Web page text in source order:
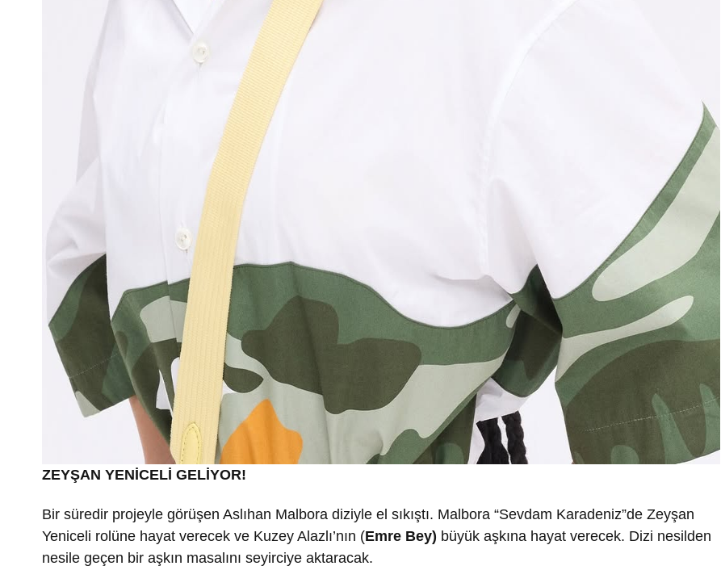
ZEYŞAN YENİCELİ GELİYOR!
Bir süredir projeyle görüşen Aslıhan Malbora diziyle el sıkıştı. Malbora “Sevdam Karadeniz”de Zeyşan
Yeniceli rolüne hayat verecek ve Kuzey Alazlı’nın (Emre Bey) büyük aşkına hayat verecek. Dizi nesilden
nesile geçen bir aşkın masalını seyirciye aktaracak.